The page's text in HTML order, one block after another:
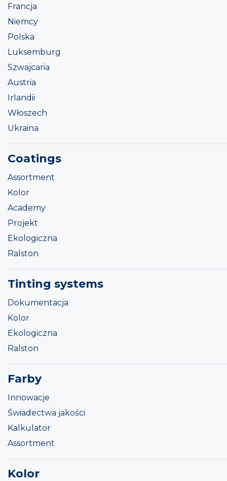
Francja
Niemcy
Polska
Luksemburg
Szwajcaria
Austria
Irlandii
Włoszech
Ukraina
Coatings
Assortment
Kolor
Academy
Projekt
Ekologiczna
Ralston
Tinting systems
Dokumentacja
Kolor
Ekologiczna
Ralston
Farby
Innowacje
Świadectwa jakości
Kalkulator
Assortment
Kolor